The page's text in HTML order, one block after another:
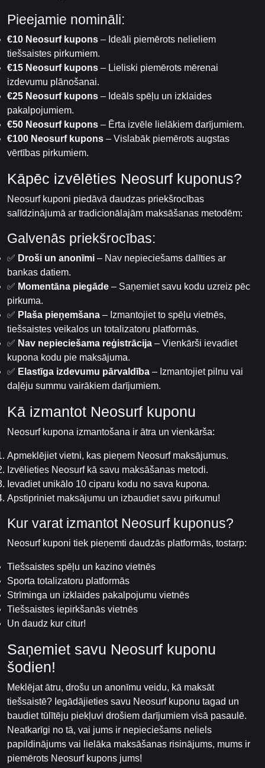
Pieejamie nomināli:
€10 Neosurf kupons – Ideāli piemērots nelieliem
tiešsaistes pirkumiem.
€15 Neosurf kupons – Lieliski piemērots mērenai
izdevumu plānošanai.
€25 Neosurf kupons – Ideāls spēļu un izklaides
pakalpojumiem.
€50 Neosurf kupons – Ērta izvēle lielākiem darījumiem.
€100 Neosurf kupons – Vislabāk piemērots augstas
vērtības pirkumiem.
Kāpēc izvēlēties Neosurf kuponus?
Neosurf kuponi piedāvā daudzas priekšrocības
salīdzinājumā ar tradicionālajām maksāšanas metodēm:
Galvenās priekšrocības:
✅ Droši un anonīmi – Nav nepieciešams dalīties ar
bankas datiem.
✅ Momentāna piegāde – Saņemiet savu kodu uzreiz pēc
pirkuma.
✅ Plaša pieņemšana – Izmantojiet to spēļu vietnēs,
tiešsaistes veikalos un totalizatoru platformās.
✅ Nav nepieciešama reģistrācija – Vienkārši ievadiet
kupona kodu pie maksājuma.
✅ Elastīga izdevumu pārvaldība – Izmantojiet pilnu vai
daļēju summu vairākiem darījumiem.
Kā izmantot Neosurf kuponu
Neosurf kupona izmantošana ir ātra un vienkārša:
Apmeklējiet vietni, kas pieņem Neosurf maksājumus.
Izvēlieties Neosurf kā savu maksāšanas metodi.
Ievadiet unikālo 10 ciparu kodu no sava kupona.
Apstipriniet maksājumu un izbaudiet savu pirkumu!
Kur varat izmantot Neosurf kuponus?
Neosurf kuponi tiek pieņemti daudzās platformās, tostarp:
Tiešsaistes spēļu un kazino vietnēs
Sporta totalizatoru platformās
Strīminga un izklaides pakalpojumu vietnēs
Tiešsaistes iepirkšanās vietnēs
Un daudz kur citur!
Saņemiet savu Neosurf kuponu
šodien!
Meklējat ātru, drošu un anonīmu veidu, kā maksāt
tiešsaistē? Iegādājieties savu Neosurf kuponu tagad un
baudiet tūlītēju piekļuvi drošiem darījumiem visā pasaulē.
Neatkarīgi no tā, vai jums ir nepieciešams neliels
papildinājums vai lielāka maksāšanas risinājums, mums ir
piemērots Neosurf kupons jums!